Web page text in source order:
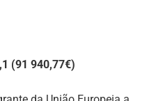
(91 940,77€)